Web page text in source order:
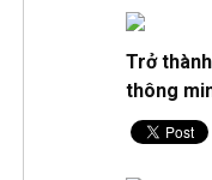
Trở
thông